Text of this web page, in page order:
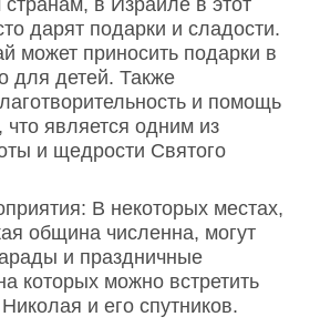
в Израиле в этот
дарят подарки и сладости.
может приносить подарки в
для детей. Также
и помощь
является одним из
и щедрости Святого
В некоторых местах,
община численна, могут
и праздничные
которых можно встретить
и его спутников.